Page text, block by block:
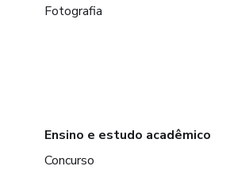
Fotografia
Ensino e estudo acadêmico
Concurso